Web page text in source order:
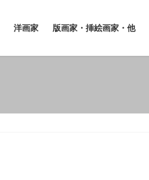
洋画家 版画家・挿絵画家・他